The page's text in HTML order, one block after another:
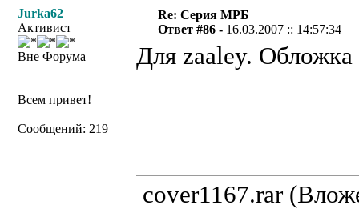
Jurka62
Активист
Вне Форума
Всем привет!
Сообщений: 219
Re: Серия МРБ
Ответ #86 - 16.03.2007 :: 14:57:34
Для zaaley. Обложка
cover1167.rar